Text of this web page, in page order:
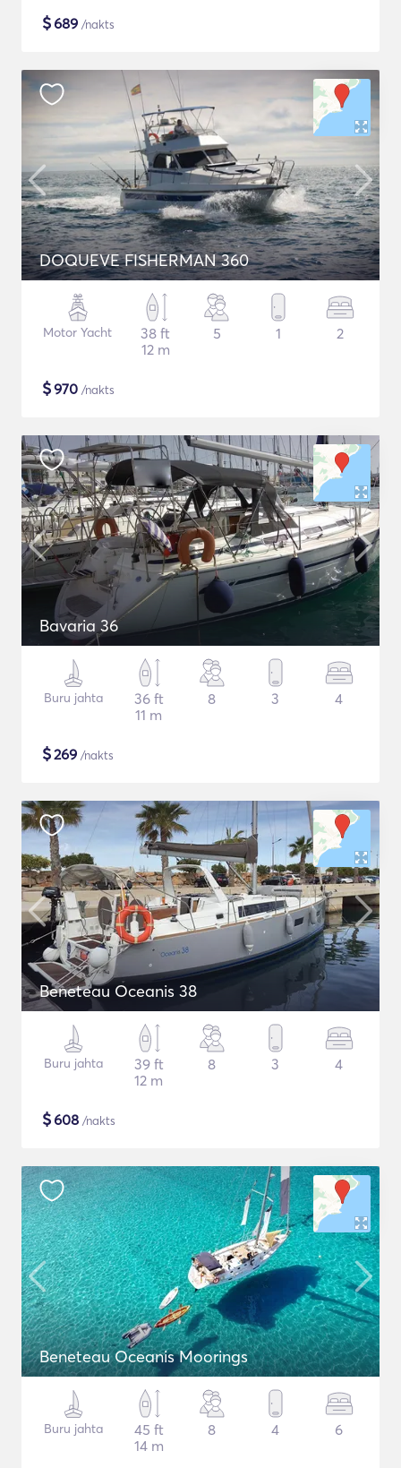
$689 /nakts
DOQUEVE FISHERMAN 360
Motor Yacht
38 ft
12 m
5 1 2
$970 /nakts
Bavaria 36
Buru jahta
36 ft
11 m
8 3 4
$269 /nakts
Beneteau Oceanis 38
Buru jahta
39 ft
12 m
8 3 4
$608 /nakts
Beneteau Oceanis Moorings
Buru jahta
45 ft
14 m
8 4 6